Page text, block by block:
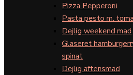
Pizza Pepperoni
Pasta pesto m.
Dejlig weekend mad
Glaseret
spinat
Dejlig aftensmad